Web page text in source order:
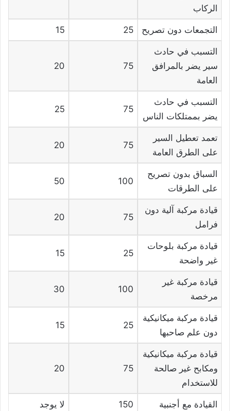
الركاب
التجمعات دون تصريح 25
15
التسبب في حادث
سير يضر بالمرافق
العامة
75
20
التسبب في حادث
يضر بممتلكات الناس
75
25
تعمد تعطيل السير
على الطرق العامة
75
20
السباق بدون تصريح
على الطرقات
100
50
قيادة مركبة آلية دون
فرامل
75
20
قيادة مركبة بلوحات
غير واضحة
25
15
قيادة مركبة غير
مرخصة
100
30
قيادة مركبة ميكانيكية
دون علم صاحبها
25
15
قيادة مركبة ميكانيكية
ومكابح غير صالحة
للاستخدام
75
20
القيادة مع أجنبية 150 لا يوجد